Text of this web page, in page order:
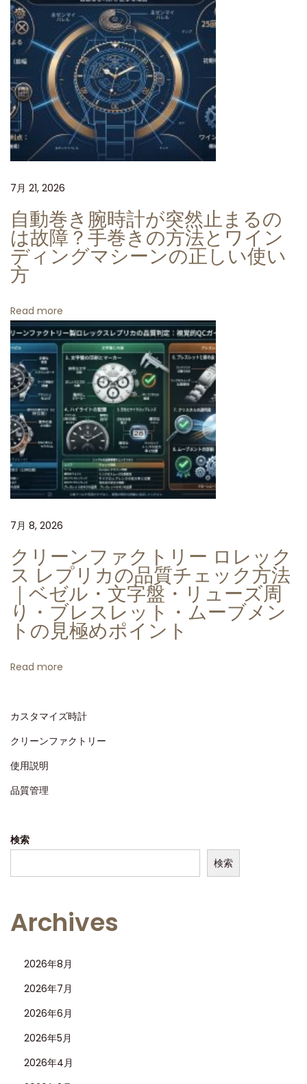
ア
ル
3
6
m
m
シ
ル
バ
ー
イ
ア
ル
詳
レ
ビ
ュ
ー
C
L
E
A
N
工
製
ロ
レ
ッ
ク
ス
ヨ
ッ
ス
タ
2
6
2
細
レ
7月 21, 2026
自動巻き腕時計が突然止まるの
は故障？手巻きの方法とワイン
ディングマシーンの正しい使い
方
Read more
7月 8, 2026
クリーンファクトリー ロレック
ス レプリカの品質チェック方法
｜ベゼル・文字盤・リューズ周
り・ブレスレット・ムーブメン
トの見極めポイント
Read more
カスタマイズ時計
クリーンファクトリー
使用説明
品質管理
検索
検索
Archives
2026年8月
2026年7月
2026年6月
2026年5月
2026年4月